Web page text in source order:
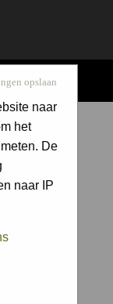
opslaan
naar
het
De
naar IP
and